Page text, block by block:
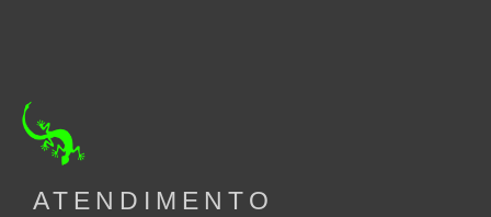
ATENDIMENTO